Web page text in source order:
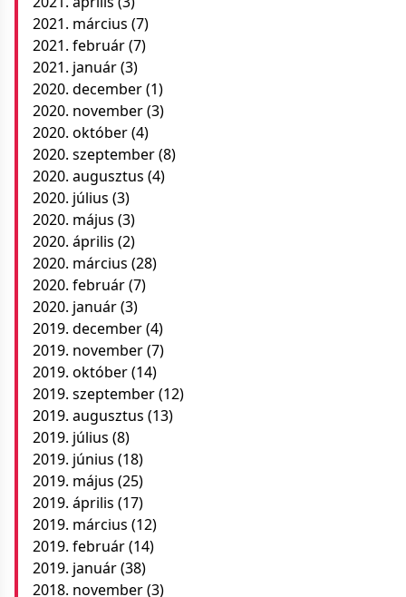
2021. március (7)
2021. február(7)
2021. január(3)
2020. december(1)
2020. november(3)
2020. október(4)
2020. szeptember(8)
2020. augusztus (4)
2020. július (3)
2020. május (3)
2020. április (2)
2020. március (28)
2020. február(7)
2020. január(3)
2019. december(4)
2019. november(7)
2019. október(14)
2019. szeptember(12)
2019. augusztus (13)
2019. július (8)
2019. június (18)
2019. május (25)
2019. április (17)
2019. március (12)
2019. február(14)
2019. január(38)
2018. november(3)